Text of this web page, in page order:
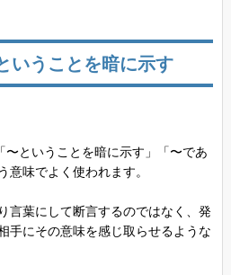
いうことを暗に示す
〜ということを暗に示す」「〜であ
意味でよく使われます。
言葉にして断言するのではなく、発
手にその意味を感じ取らせるような